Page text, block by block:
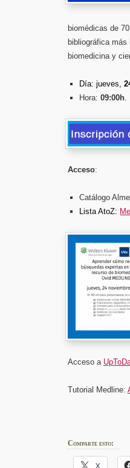
biomédicas de
bibliográfica más
biomedicina y
Día: jueves,
Hora:09:00h
Acceso:
Catálogo
Lista AtoZ:
Acceso a
Tutorial Medline:
Comparte esto:
X